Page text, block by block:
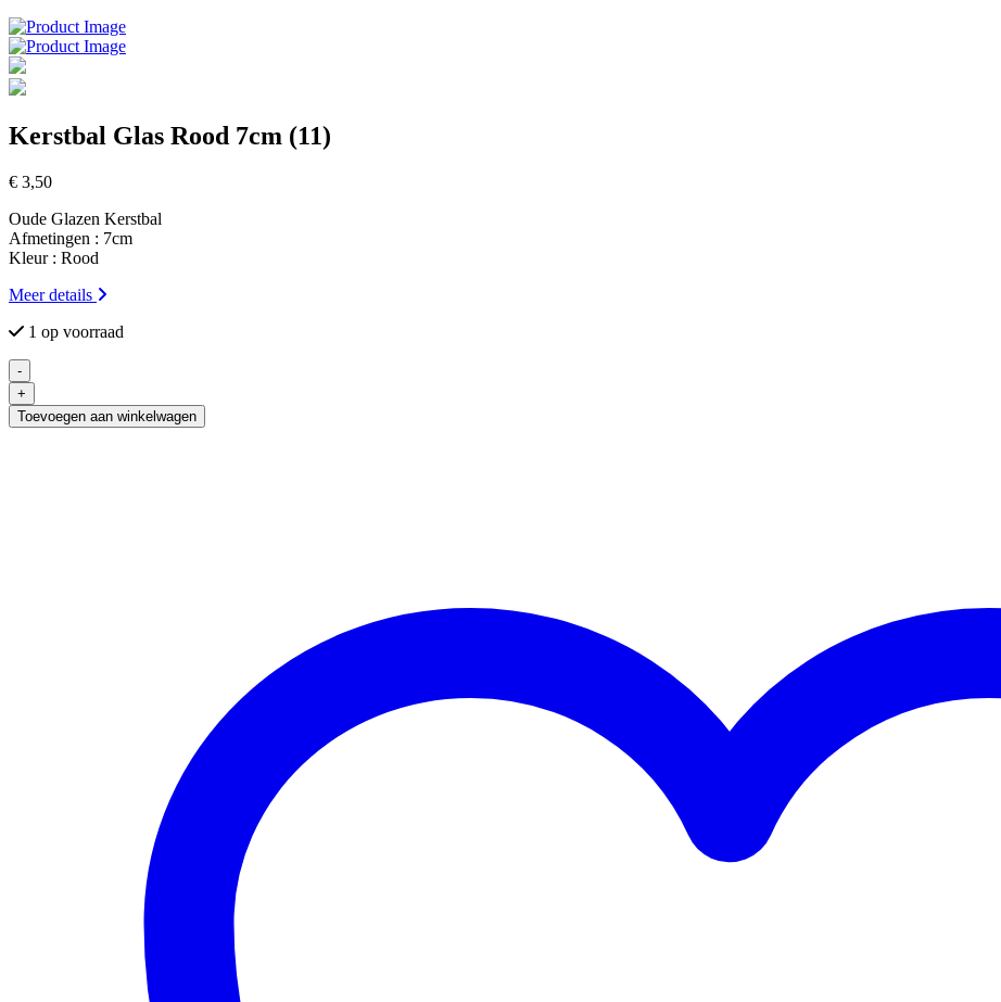
Kerstbal Glas Rood 7cm (11)
€ 3,50
Oude Glazen Kerstbal
Afmetingen : 7cm
Kleur : Rood
Meer details
1 op voorraad
-
Kerstbal
Glas
Rood
+
Toevoegen aan winkelwagen